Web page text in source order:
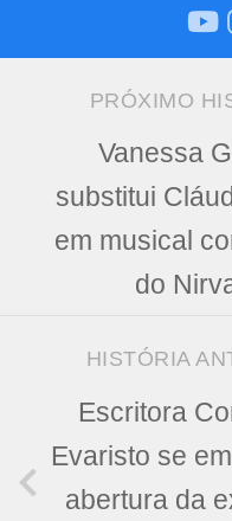
PRÓXIMO
Vanessa
substitui
em musical
do
HISTÓRIA
Escritora
Evaristo se
abertura da